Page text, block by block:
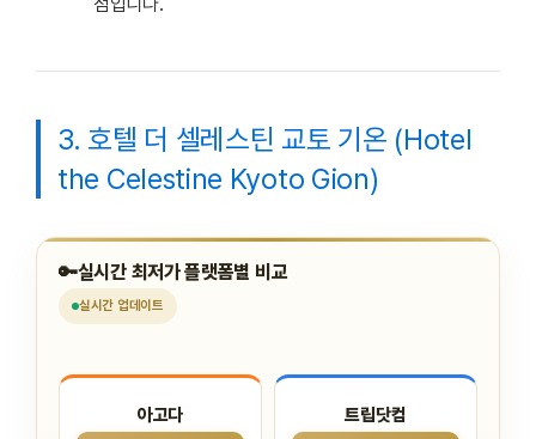
3. 호텔 더 셀레스틴 교토 기온 (Hotel
the Celestine Kyoto Gion)
🔑실시간 최저가 플랫폼별 비교
실시간 업데이트
아고다 트립닷컴